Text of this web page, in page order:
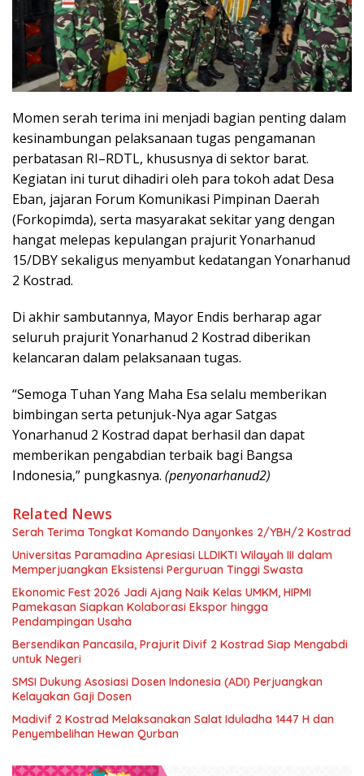
Momen serah terima ini menjadi bagian penting dalam
kesinambungan pelaksanaan tugas pengamanan
perbatasan RI–RDTL, khususnya di sektor barat.
Kegiatan ini turut dihadiri oleh para tokoh adat Desa
Eban, jajaran Forum Komunikasi Pimpinan Daerah
(Forkopimda), serta masyarakat sekitar yang dengan
hangat melepas kepulangan prajurit Yonarhanud
15/DBY sekaligus menyambut kedatangan Yonarhanud
2 Kostrad.
Di akhir sambutannya, Mayor Endis berharap agar
seluruh prajurit Yonarhanud 2 Kostrad diberikan
kelancaran dalam pelaksanaan tugas.
“Semoga Tuhan Yang Maha Esa selalu memberikan
bimbingan serta petunjuk-Nya agar Satgas
Yonarhanud 2 Kostrad dapat berhasil dan dapat
memberikan pengabdian terbaik bagi Bangsa
Indonesia,” pungkasnya. (penyonarhanud2)
Related News
Serah Terima Tongkat Komando Danyonkes 2/YBH/2 Kostrad
Universitas Paramadina Apresiasi LLDIKTI Wilayah III dalam
Memperjuangkan Eksistensi Perguruan Tinggi Swasta
Ekonomic Fest 2026 Jadi Ajang Naik Kelas UMKM, HIPMI
Pamekasan Siapkan Kolaborasi Ekspor hingga
Pendampingan Usaha
Bersendikan Pancasila, Prajurit Divif 2 Kostrad Siap Mengabdi
untuk Negeri
SMSI Dukung Asosiasi Dosen Indonesia (ADI) Perjuangkan
Kelayakan Gaji Dosen
Madivif 2 Kostrad Melaksanakan Salat Iduladha 1447 H dan
Penyembelihan Hewan Qurban